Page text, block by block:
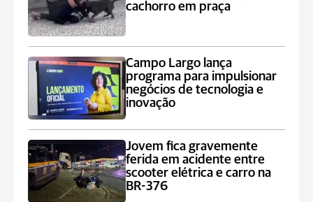
cachorro em praça
Campo Largo lança
programa para impulsionar
negócios de tecnologia e
inovação
Jovem fica gravemente
ferida em acidente entre
scooter elétrica e carro na
BR-376